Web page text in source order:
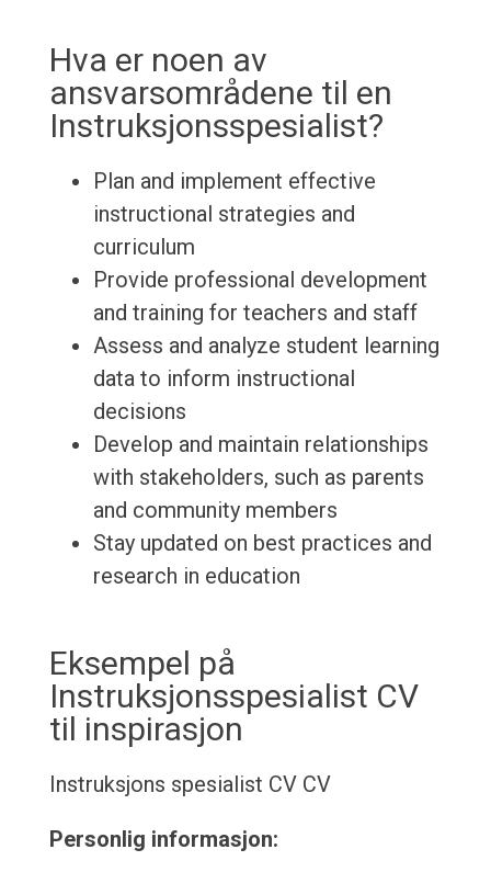
Hva er noen av
ansvarsområdene til en
Instruksjonsspesialist?
Plan and implement effective
instructional strategies and
curriculum
Provide professional development
and training for teachers and staff
Assess and analyze student learning
data to inform instructional
decisions
Develop and maintain relationships
with stakeholders, such as parents
and community members
Stay updated on best practices and
research in education
Eksempel på
Instruksjonsspesialist CV
til inspirasjon
Instruksjons spesialist CV CV
Personlig informasjon: